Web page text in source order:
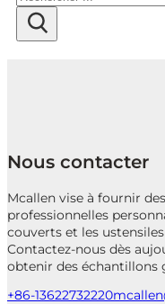
Nous contacter
Mcallen vise à fournir
professionnelles
couverts et les
Contactez-nous dès
obtenir des échantillons
+86-13622732220